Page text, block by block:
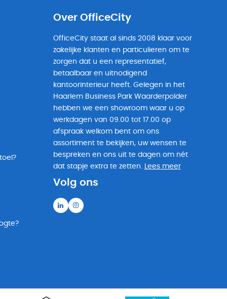
Over OfficeCity
OfficeCity staat al sinds 2008 klaar voor
zakelijke klanten en particulieren om te
zorgen dat u een representatief,
betaalbaar en uitnodigend
kantoorinterieur heeft. Gelegen in het
Haarlem Business Park Waarderpolder
hebben we een showroom waar u op
werkdagen van 09.00 tot 17.00 op
afspraak welkom bent om ons
assortiment te bekijken, uw wensen te
bespreken en ons uit te dagen om nét
dat stapje extra te zetten.
Lees meer
Volg ons